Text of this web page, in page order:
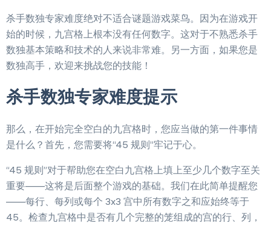
杀手数独专家难度绝对不适合谜题游戏菜鸟。因为在游戏开
始的时候，九宫格上根本没有任何数字。这对于不熟悉杀手
数独基本策略和技术的人来说非常难。另一方面，如果您是
数独高手，欢迎来挑战您的技能！
杀手数独专家难度提示
那么，在开始完全空白的九宫格时，您应当做的第一件事情
是什么？首先，您需要将“45 规则”牢记于心。
“45 规则”对于帮助您在空白九宫格上填上至少几个数字至关
重要——这将是后面整个游戏的基础。我们在此简单提醒您
——每行、每列或每个 3x3 宫中所有数字之和应始终等于
45。检查九宫格中是否有几个完整的笼组成的宫的行、列，